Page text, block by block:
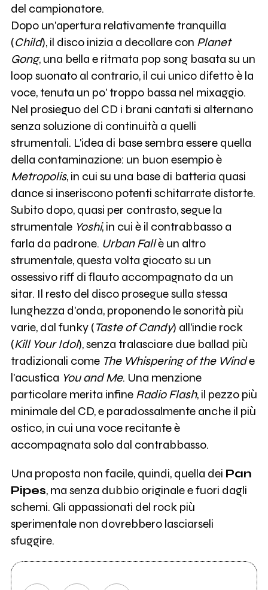
del campionatore.
Dopo un'apertura relativamente tranquilla
(Child), il disco inizia a decollare con Planet
Gong, una bella e ritmata pop song basata su un
loop suonato al contrario, il cui unico difetto è la
voce, tenuta un po' troppo bassa nel mixaggio.
Nel prosieguo del CD i brani cantati si alternano
senza soluzione di continuità a quelli
strumentali. L'idea di base sembra essere quella
della contaminazione: un buon esempio è
Metropolis, in cui su una base di batteria quasi
dance si inseriscono potenti schitarrate distorte.
Subito dopo, quasi per contrasto, segue la
strumentale Yoshi, in cui è il contrabbasso a
farla da padrone. Urban Fallè un altro
strumentale, questa volta giocato su un
ossessivo riff di flauto accompagnato da un
sitar. Il resto del disco prosegue sulla stessa
lunghezza d'onda, proponendo le sonorità più
varie, dal funky (Taste of Candy) all'indie rock
(Kill Your Idol), senza tralasciare due ballad più
tradizionali come The Whispering of the Winde
l'acustica You and Me. Una menzione
particolare merita infine Radio Flash, il pezzo più
minimale del CD, e paradossalmente anche il più
ostico, in cui una voce recitante è
accompagnata solo dal contrabbasso.
Una proposta non facile, quindi, quella dei Pan
Pipes, ma senza dubbio originale e fuori dagli
schemi. Gli appassionati del rock più
sperimentale non dovrebbero lasciarseli
sfuggire.